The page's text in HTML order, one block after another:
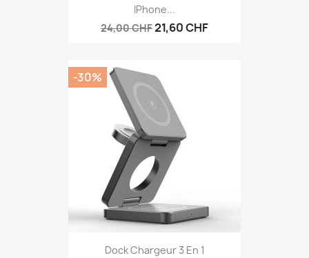
IPhone...
24,00 CHF21,60 CHF
Dock Chargeur 3 En 1
-30%